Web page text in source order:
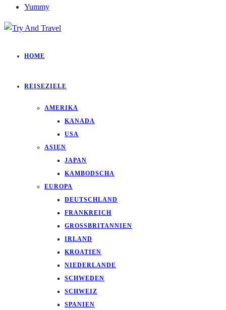
Yummy
HOME
REISEZIELE
AMERIKA
KANADA
USA
ASIEN
JAPAN
KAMBODSCHA
EUROPA
DEUTSCHLAND
FRANKREICH
GROSSBRITANNIEN
IRLAND
KROATIEN
NIEDERLANDE
SCHWEDEN
SCHWEIZ
SPANIEN